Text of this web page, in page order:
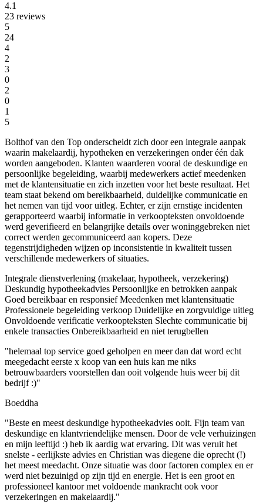
4.1
23 reviews
5
24
4
2
3
0
2
0
1
5
Bolthof van den Top onderscheidt zich door een integrale aanpak
waarin makelaardij, hypotheken en verzekeringen onder één dak
worden aangeboden. Klanten waarderen vooral de deskundige en
persoonlijke begeleiding, waarbij medewerkers actief meedenken
met de klantensituatie en zich inzetten voor het beste resultaat. Het
team staat bekend om bereikbaarheid, duidelijke communicatie en
het nemen van tijd voor uitleg. Echter, er zijn ernstige incidenten
gerapporteerd waarbij informatie in verkoopteksten onvoldoende
werd geverifieerd en belangrijke details over woninggebreken niet
correct werden gecommuniceerd aan kopers. Deze
tegenstrijdigheden wijzen op inconsistentie in kwaliteit tussen
verschillende medewerkers of situaties.
Integrale dienstverlening (makelaar, hypotheek, verzekering)
Deskundig hypotheekadvies Persoonlijke en betrokken aanpak
Goed bereikbaar en responsiefMeedenken met klantensituatie
Professionele begeleiding verkoop Duidelijke en zorgvuldige uitleg
Onvoldoende verificatie verkoopteksten Slechte communicatie bij
enkele transacties Onbereikbaarheid en niet terugbellen
"helemaal top service goed geholpen en meer dan dat word echt
meegedacht eerste x koop van een huis kan me niks
betrouwbaarders voorstellen dan ooit volgende huis weer bij dit
bedrijf :)"
Boeddha
"Beste en meest deskundige hypotheekadvies ooit. Fijn team van
deskundige en klantvriendelijke mensen. Door de vele verhuizingen
en mijn leeftijd :) heb ik aardig wat ervaring. Dit was veruit het
snelste - eerlijkste advies en Christian was diegene die oprecht (!)
het meest meedacht. Onze situatie was door factoren complex en er
werd niet bezuinigd op zijn tijd en energie. Het is een groot en
professioneel kantoor met voldoende mankracht ook voor
verzekeringen en makelaardij."